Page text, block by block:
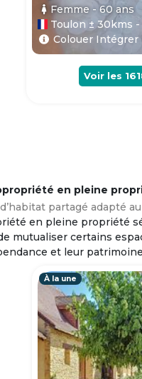
Femme - 60ans
Toulon ± 30kms -
Colouer Intégrer
Voir les
en pleine
partagé adapté
en pleine propriété
mutualiser certains
et leur
À la une